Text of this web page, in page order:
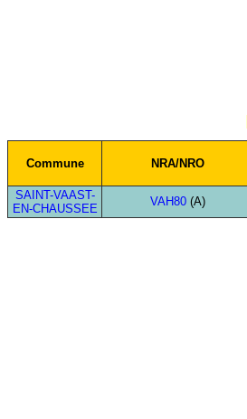
Commune NRA/NRO
SAINT-VAAST-
EN-CHAUSSEE
VAH80 (A)